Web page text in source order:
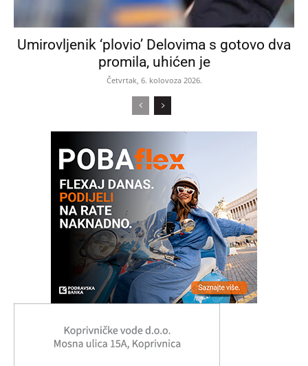
Umirovljenik ‘plovio’ Delovima s gotovo dva
promila, uhićen je
Četvrtak, 6. kolovoza 2026.